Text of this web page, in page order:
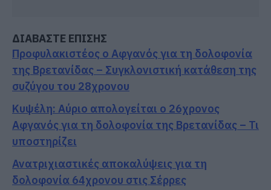
ΔΙΑΒΑΣΤΕ ΕΠΙΣΗΣ
Προφυλακιστέος ο Αφγανός για τη δολοφονία
της Βρετανίδας – Συγκλονιστική κατάθεση της
συζύγου του 28χρονου
Κυψέλη: Αύριο απολογείται ο 26χρονος
Αφγανός για τη δολοφονία της Βρετανίδας – Τι
υποστηρίζει
Ανατριχιαστικές αποκαλύψεις για τη
δολοφονία 64χρονου στις Σέρρες